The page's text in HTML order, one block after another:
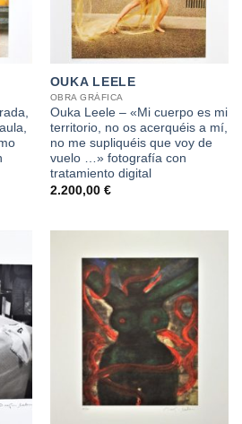
OUKA LEELE
OBRA GRÁFICA
Ouka Leele – «Mi cuerpo es mi
territorio, no os acerquéis a mí,
no me supliquéis que voy de
vuelo …» fotografía con
tratamiento digital
2.200,00 €